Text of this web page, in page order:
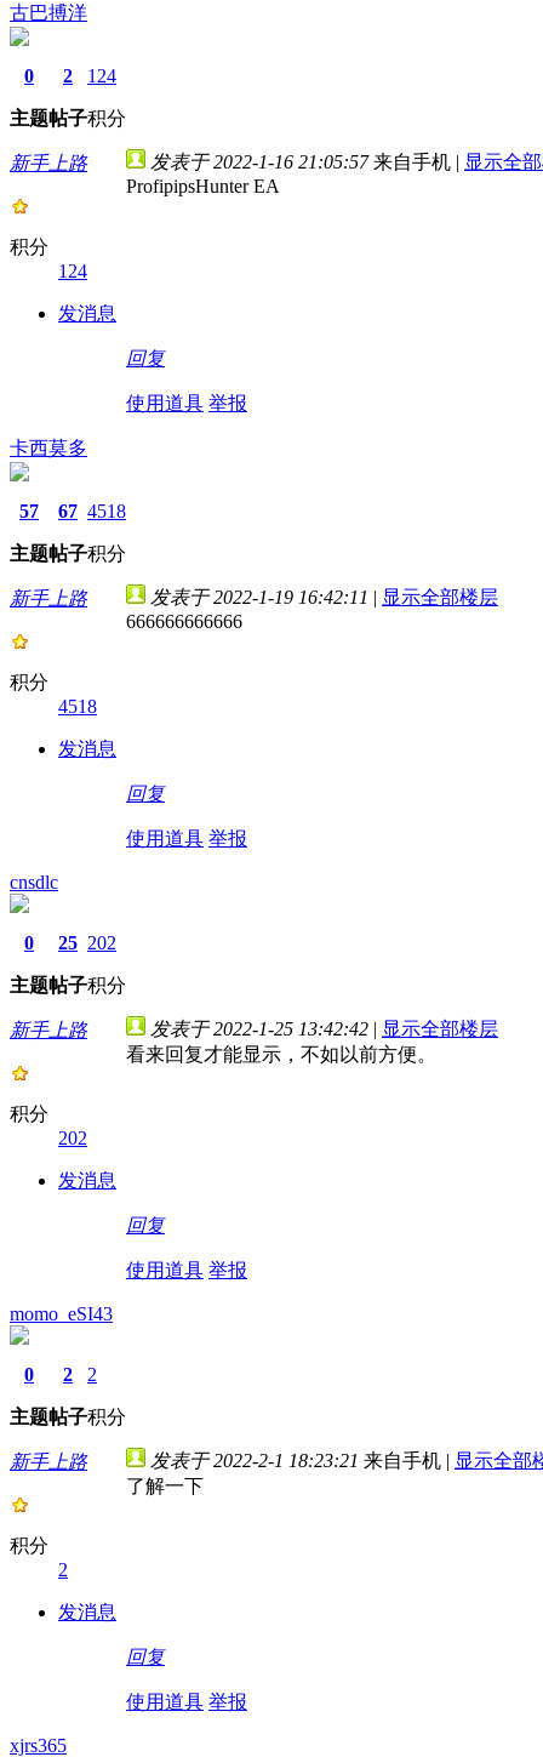
古巴搏洋
0
主题
2
帖子
124
积分
新手上路
积分
124
发消息
发表于 2022-1-16 21:05:57 来自手机 | 显示全
ProfipipsHunter EA
回复
使用道具 举报
卡西莫多
57
主题
67
帖子
4518
积分
新手上路
积分
4518
发消息
发表于 2022-1-19 16:42:11 | 显示全部楼层
666666666666
回复
使用道具 举报
cnsdlc
0
主题
25
帖子
202
积分
新手上路
积分
202
发消息
发表于 2022-1-25 13:42:42 | 显示全部楼层
看来回复才能显示，不如以前方便。
回复
使用道具 举报
momo_eSI43
0
主题
2
帖子
2
积分
新手上路
积分
2
发消息
发表于 2022-2-1 18:23:21 来自手机 | 显示全部
了解一下
回复
使用道具 举报
xjrs365